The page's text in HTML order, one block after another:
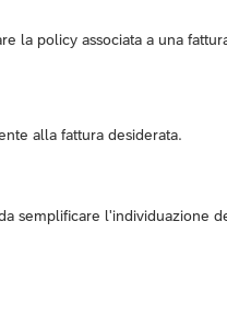
la policy associata a una
alla fattura desiderata.
semplificare l'individuazione